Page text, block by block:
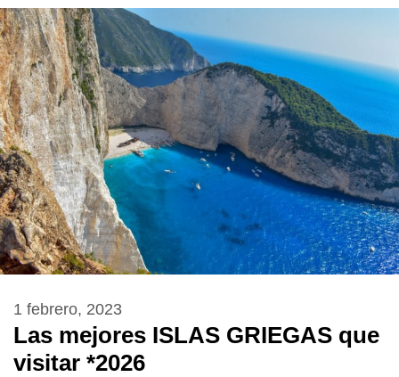
Las mejores ISLAS GRIEGAS que
visitar *2026
1 febrero, 2023